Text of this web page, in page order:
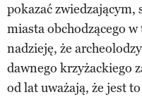
pokazać
miasta obchodzącego
nadzieję, że
dawnego krzyżackiego
od lat uważają, że jest